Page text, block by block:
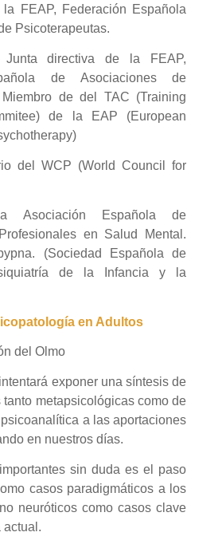
FEAP, Federación Española
Psicoterapeutas.
directiva de la FEAP,
de Asociaciones de
Miembro de del TAC (Training
de la EAP (European
del WCP (World Council for
Asociación Española de
en Salud Mental.
(Sociedad Española de
de la Infancia y la
en Adultos
del Olmo
exponer una síntesis de
tanto metapsicológicas como de
a las aportaciones
en nuestros días.
sin duda es el paso
casos paradigmáticos a los
neuróticos como casos clave
actual.